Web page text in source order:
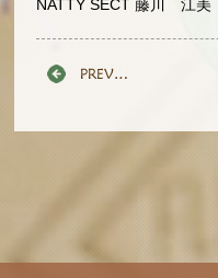
NATTY SECT 藤川 江美